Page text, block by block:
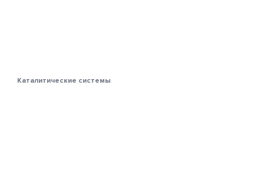
Каталитические системы